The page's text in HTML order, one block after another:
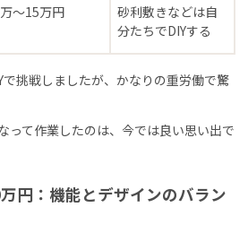
〜15万円
砂利敷きなどは自
分たちでDIYする
挑戦しましたが、かなりの重労働で驚
って作業したのは、今では良い思い出で
円：機能とデザインのバラン